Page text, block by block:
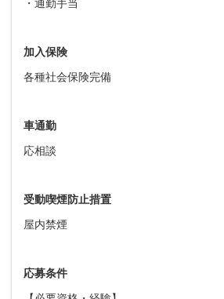
・通勤手当
加入保険
各種社会保険完備
車通勤
応相談
受動喫煙防止措置
屋内禁煙
応募条件